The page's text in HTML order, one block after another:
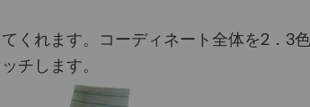
くれます。コーディネート全体を2．3
チします。